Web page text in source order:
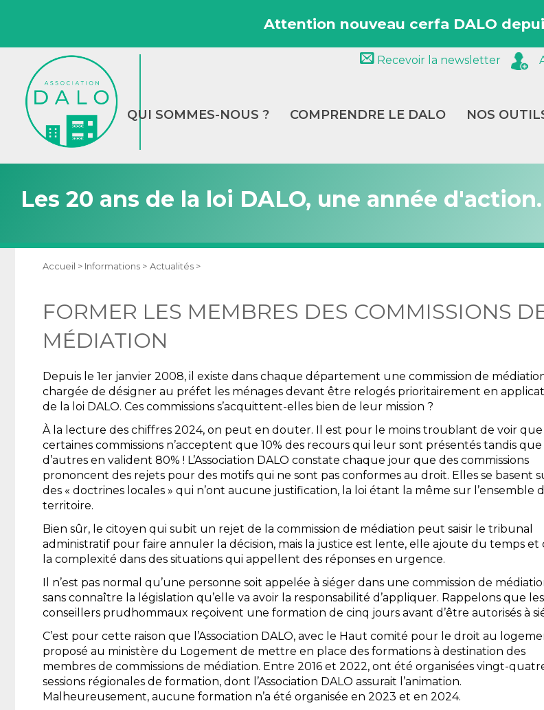
Attention nouveau cerfa DALO
Recevoir la newsletter
QUI SOMMES-NOUS ? COMPRENDRE LE DALO NOS
Les 20 ans de la loi DALO, une année d'action.
Accueil > Informations > Actualités >
FORMER LES MEMBRES DES COMMISSIONS
MÉDIATION
Depuis le 1er janvier 2008, il existe dans chaque département une commission de
chargée de désigner au préfet les ménages devant être relogés prioritairement en
de la loi DALO. Ces commissions s’acquittent-elles bien de leur mission ?
À la lecture des chiffres 2024, on peut en douter. Il est pour le moins troublant de voir que
certaines commissions n’acceptent que 10% des recours qui leur sont présentés tandis que
d’autres en valident 80% ! L’Association DALO constate chaque jour que des commissions
prononcent des rejets pour des motifs qui ne sont pas conformes au droit. Elles se basent
des « doctrines locales » qui n’ont aucune justification, la loi étant la même sur l’ensemble
territoire.
Bien sûr, le citoyen qui subit un rejet de la commission de médiation peut saisir le tribunal
administratif pour faire annuler la décision, mais la justice est lente, elle ajoute du temps et
la complexité dans des situations qui appellent des réponses en urgence.
Il n’est pas normal qu’une personne soit appelée à siéger dans une commission de
sans connaître la législation qu’elle va avoir la responsabilité d’appliquer. Rappelons que les
conseillers prudhommaux reçoivent une formation de cinq jours avant d’être autorisés à
C’est pour cette raison que l’Association DALO, avec le Haut comité pour le droit au
proposé au ministère du Logement de mettre en place des formations à destination des
membres de commissions de médiation. Entre 2016 et 2022, ont été organisées vingt-
sessions régionales de formation, dont l’Association DALO assurait l’animation.
Malheureusement, aucune formation n’a été organisée en 2023 et en 2024.